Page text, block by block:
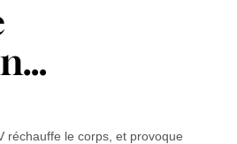
réchauffe le corps, et provoque